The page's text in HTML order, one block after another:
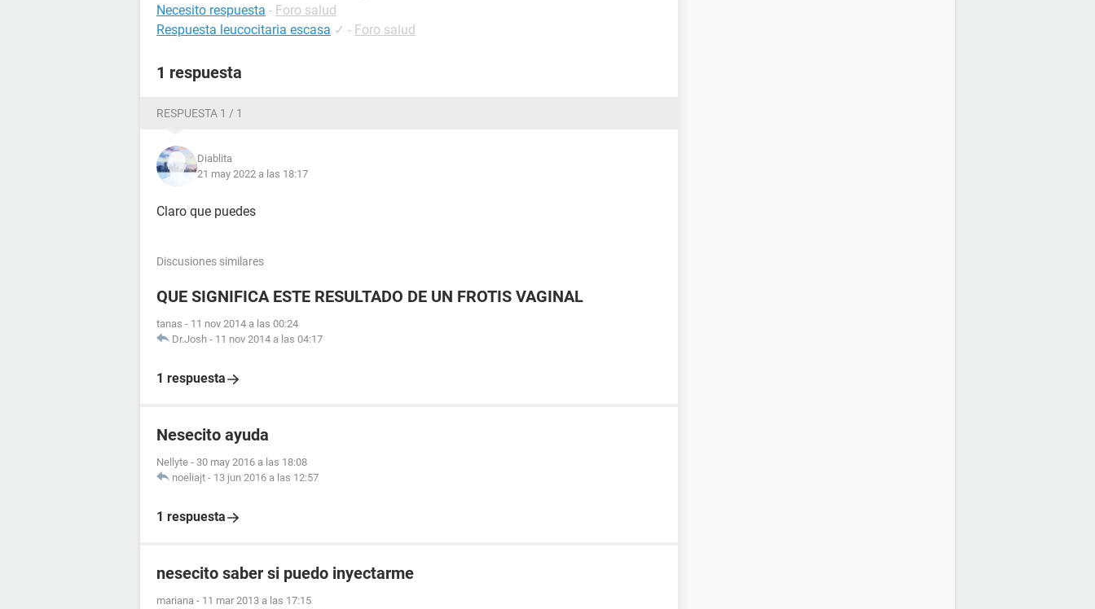
Necesito respuesta - Foro salud
Respuesta leucocitaria escasa ✓ - Foro salud
1 respuesta
RESPUESTA 1 / 1
Diablita
21 may 2022 a las 18:17
Claro que puedes
Discusiones similares
QUE SIGNIFICA ESTE RESULTADO DE UN FROTIS VAGINAL
tanas - 11 nov 2014 a las 00:24
Dr.Josh - 11 nov 2014 a las 04:17
1 respuesta
Nesecito ayuda
Nellyte - 30 may 2016 a las 18:08
noeliajt - 13 jun 2016 a las 12:57
1 respuesta
nesecito saber si puedo inyectarme
mariana - 11 mar 2013 a las 17:15